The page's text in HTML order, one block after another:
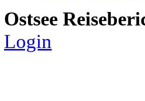
Ostsee
Login